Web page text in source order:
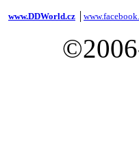
www.DDWorld.cz